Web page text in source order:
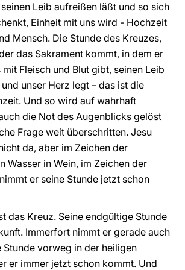
Leib aufreißen läßt und so sich
Einheit mit uns wird - Hochzeit
Mensch. Die Stunde des Kreuzes,
das Sakrament kommt, in dem er
Fleisch und Blut gibt, seinen Leib
unser Herz legt – das ist die
Und so wird auf wahrhaft
die Not des Augenblicks gelöst
Frage weit überschritten. Jesu
da, aber im Zeichen der
Wasser in Wein, im Zeichen der
er seine Stunde jetzt schon
das Kreuz. Seine endgültige Stunde
Immerfort nimmt er gerade auch
vorweg in der heiligen
er immer jetzt schon kommt. Und